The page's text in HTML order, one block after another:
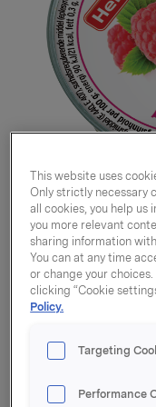
lavkalori
22g
This website uses
Only strictly necessary
all cookies, you help us
you more relevant
sharing information
You can at any time
or change your
clicking “Cookie
Policy.
Targeting
Performance